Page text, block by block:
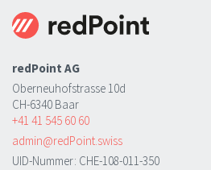
redPoint AG
Oberneuhofstrasse 10d
CH-6340 Baar
+41 41 545 60 60
admin@redPoint.swiss
UID-Nummer: CHE-108-011-350